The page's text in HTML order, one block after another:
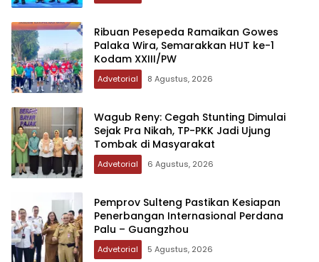
Ribuan Pesepeda Ramaikan Gowes
Palaka Wira, Semarakkan HUT ke-1
Kodam XXIII/PW
Advetorial 8 Agustus, 2026
Wagub Reny: Cegah Stunting Dimulai
Sejak Pra Nikah, TP-PKK Jadi Ujung
Tombak di Masyarakat
Advetorial 6 Agustus, 2026
Pemprov Sulteng Pastikan Kesiapan
Penerbangan Internasional Perdana
Palu – Guangzhou
Advetorial 5 Agustus, 2026